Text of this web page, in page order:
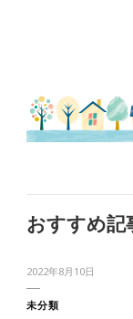
おすすめ記
2022年8月10日
未分類